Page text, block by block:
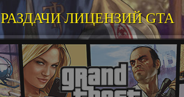
РАЗДАЧИ ЛИЦЕНЗИЙ GTA